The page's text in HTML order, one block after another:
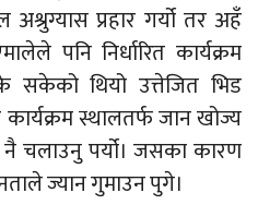
अश्रुग्यास प्रहार गर्यो तर अहँ
पनि निर्धारित कार्यक्रम
के सकेको थियो उत्तेजित भिड
स्थालतर्फ जान खोज्य
नै चलाउनु पर्यो। जसका कारण
ज्यान गुमाउन पुगे।